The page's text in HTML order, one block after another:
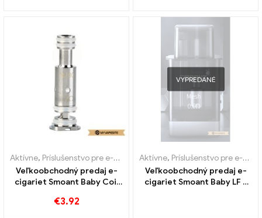
Aktívne, Príslušenstvo pre e-cigarety ,Výparník
Veľkoobchodný predaj e-
cigariet Smoant Baby Coil
€3.92
VYPREDANÉ
Aktívne, Príslušenstvo pre e-cigarety
Veľkoobchodný predaj e-
cigariet Smoant Baby LF 2